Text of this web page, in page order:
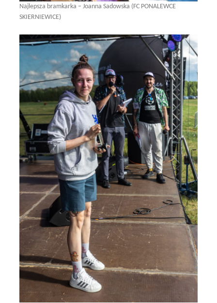
Najlepsza bramkarka – Joanna Sadowska (FC PONALEWCE
SKIERNIEWICE)